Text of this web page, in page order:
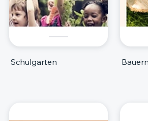
Schulgarten